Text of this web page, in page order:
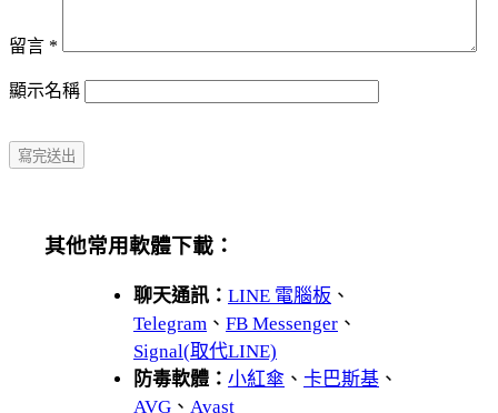
留言 *
顯示名稱
其他常用軟體下載：
聊天通訊： LINE 電腦板 、
Telegram 、 FB Messenger 、
Signal(取代LINE)
防毒軟體： 小紅傘 、 卡巴斯基 、
AVG 、 Avast